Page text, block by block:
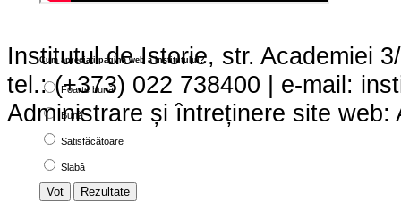
Cum apreciaţi pagina web a institutului?
Foarte bună
Bună
Satisfăcătoare
Slabă
Institutul de Istorie, str. Academiei
tel.: (+373) 022 738400 | e-mail:
Administrare și întreținere site web: